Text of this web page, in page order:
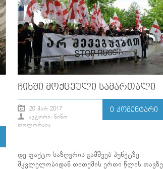
ᲩᲘᲮᲨᲘ ᲛᲝᲥᲪᲔᲣᲚᲘ ᲡᲐᲛᲐᲠᲗᲐᲚᲘ
20 ᲛᲐᲠ 2017
ᲐᲕᲢᲝᲠᲘ: ᲜᲘᲜᲝ
ᲗᲝᲚᲝᲠᲐᲘᲐ
0 ᲙᲝᲛᲔᲜᲢᲐᲠᲘ
დე ფაქტო საზღვრის გამშვებ პუნქტზე
მკვლელობიდან თითქმის ერთი წლის თავზე